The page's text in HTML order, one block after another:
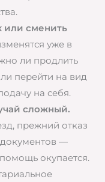
или сменить
уже в
ли продлить
перейти на вид
на себя.
сложный.
прежний отказ
—
окупается.